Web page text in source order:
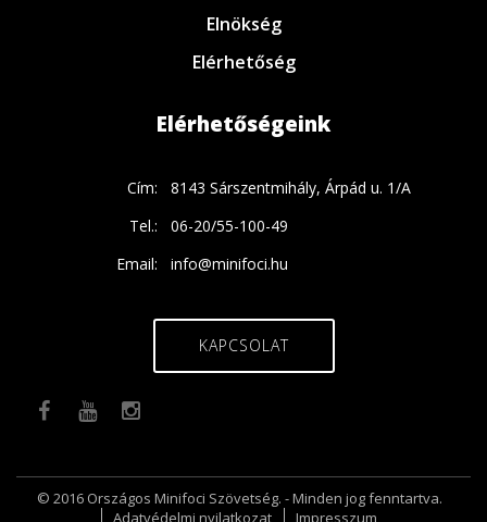
Elnökség
Elérhetőség
Elérhetőségeink
Cím:
8143 Sárszentmihály, Árpád u. 1/A
Tel.:
06-20/55-100-49
Email:
info@minifoci.hu
KAPCSOLAT
© 2016 Országos Minifoci Szövetség. - Minden jog fenntartva.
Adatvédelmi nyilatkozat
Impresszum